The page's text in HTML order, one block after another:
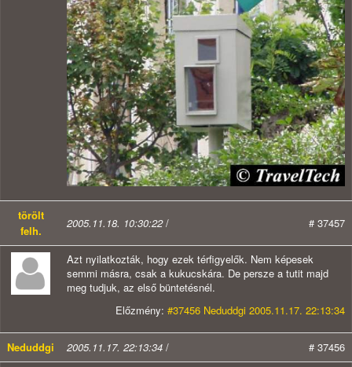
törölt
felh.
2005.11.18. 10:30:22/ # 37457
Azt nyilatkozták, hogy ezek térfigyelők. Nem képesek
semmi másra, csak a kukucskára. De persze a tutit majd
meg tudjuk, az első büntetésnél.
Előzmény: #37456 Neduddgi 2005.11.17. 22:13:34
Neduddgi 2005.11.17. 22:13:34 /
# 37456